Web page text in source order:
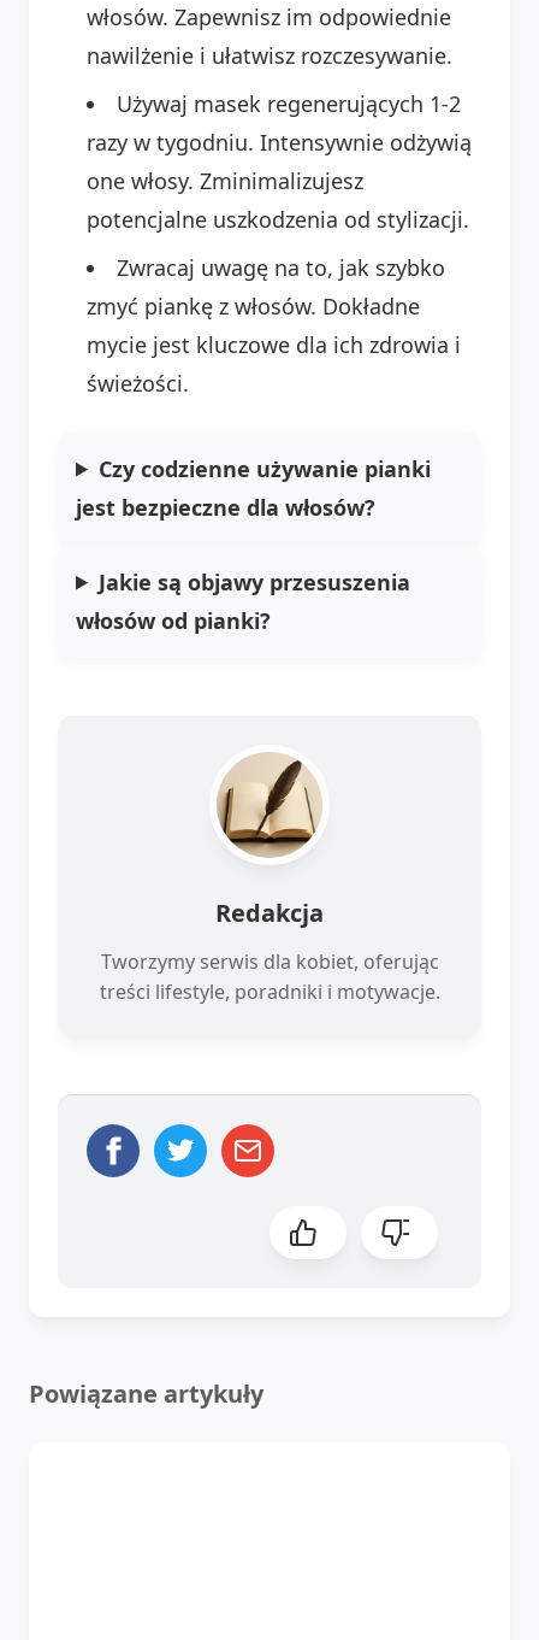
włosów. Zapewnisz im odpowiednie
nawilżenie i ułatwisz rozczesywanie.
Używaj masek regenerujących 1-2
razy w tygodniu. Intensywnie odżywią
one włosy. Zminimalizujesz
potencjalne uszkodzenia od stylizacji.
Zwracaj uwagę na to, jak szybko
zmyć piankę z włosów. Dokładne
mycie jest kluczowe dla ich zdrowia i
świeżości.
Czy codzienne używanie pianki
jest bezpieczne dla włosów?
Jakie są objawy przesuszenia
włosów od pianki?
Redakcja
Tworzymy serwis dla kobiet, oferując
treści lifestyle, poradniki i motywacje.
Powiązane artykuły